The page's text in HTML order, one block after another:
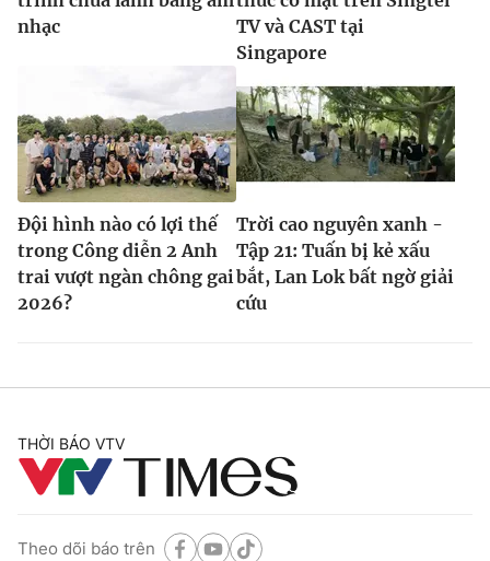
nhạc
TV và CAST tại
Singapore
Đội hình nào có lợi thế
trong Công diễn 2 Anh
trai vượt ngàn chông gai
2026?
Trời cao nguyên xanh -
Tập 21: Tuấn bị kẻ xấu
bắt, Lan Lok bất ngờ giải
cứu
THỜI BÁO VTV
Theo dõi báo trên